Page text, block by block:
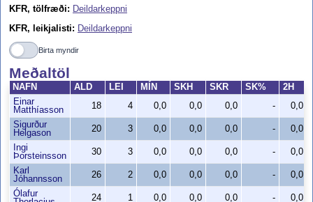
KFR, tölfræði: Deildarkeppni
KFR, leikjalisti: Deildarkeppni
Birta myndir
Meðaltöl
NAFN ALD LEI MÍN SKH SKR SK% 2H
Einar
Matthíasson
18 4 0,0 0,0 0,0 -
0,0
Sigurður
Helgason
20 3 0,0 0,0 0,0 -
0,0
Ingi
Þorsteinsson
30 3 0,0 0,0 0,0 -
0,0
Karl
Jóhannsson
26 2 0,0 0,0 0,0 -
0,0
Ólafur
24 1 0,0 0,0 0,0 -
0,0